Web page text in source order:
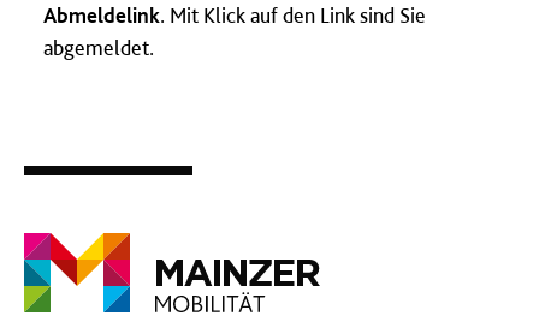
Abmeldelink. Mit Klick auf den Link sind Sie
abgemeldet.